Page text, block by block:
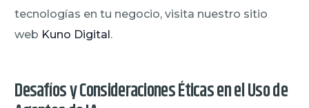
tecnologías en tu negocio, visita nuestro sitio
web Kuno Digital.
Desafíos y Consideraciones Éticas en el Uso de